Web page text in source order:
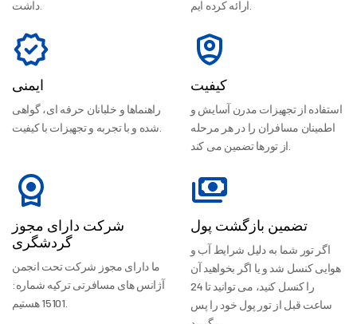
داشت.
ایمنی
راهنماها و خلبانان حرفه ای، گواهی
کیفیت
استفاده از تجهیزات مدرن آسایش و
اطمینان مسافران را در هر مرحله
شرکت دارای مجوز
گردشگری
ما دارای مجوز شرکت تحت انجمن
آژانس های مسافرتی ترکیه شماره:
تضمین بازگشت پول
اگر تور شما به دلیل شرایط آب و
هوایی کنسل شد و یا اگر بخواهید آن
را کنسل کنید، می توانید تا 24
ساعت قبل از تور پول خود را پس